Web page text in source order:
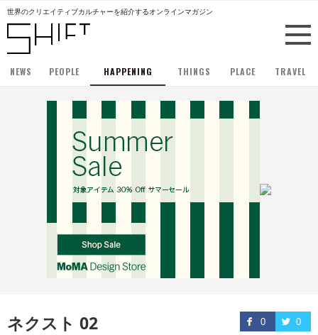
世界のクリエイティブカルチャーを紹介するオンラインマガジン
NEWS PEOPLE HAPPENING THINGS PLACE TRAVEL
0 0
ネクスト 02